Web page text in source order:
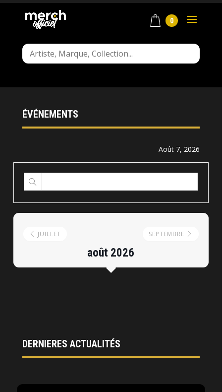
0
ÉVÉNEMENTS
Août 7, 2026
JUILLET
août 2026
SEPTEMBRE
DERNIERES ACTUALITÉS